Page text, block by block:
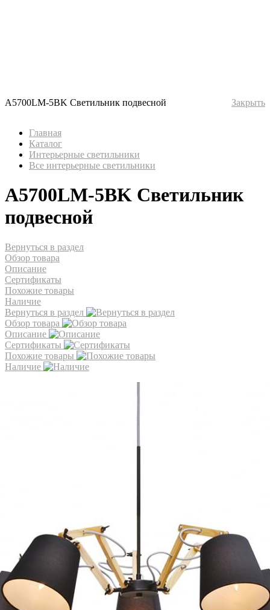
A5700LM-5BK Светильник подвесной Закрыть
Главная
Каталог
Интерьерные светильники
Все интерьерные светильники
A5700LM-5BK Светильник
подвесной
Вернуться в раздел
Обзор товара
Описание
Сертификаты
Похожие товары
Наличие
Вернуться в раздел
Обзор товара
Описание
Сертификаты
Похожие товары
Наличие